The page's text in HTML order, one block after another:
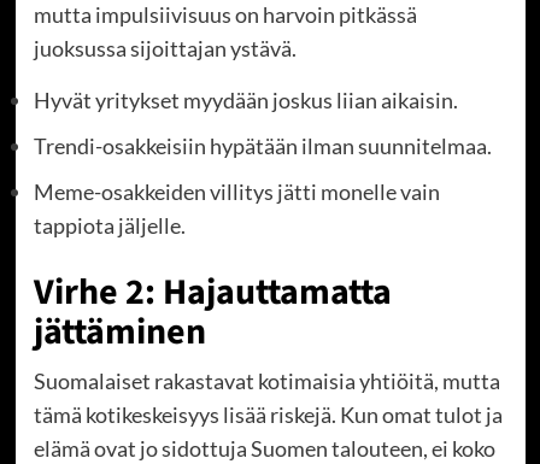
mutta impulsiivisuus on harvoin pitkässä
juoksussa sijoittajan ystävä.
Hyvät yritykset myydään joskus liian aikaisin.
Trendi-osakkeisiin hypätään ilman suunnitelmaa.
Meme-osakkeiden villitys jätti monelle vain
tappiota jäljelle.
Virhe 2: Hajauttamatta
jättäminen
Suomalaiset rakastavat kotimaisia yhtiöitä, mutta
tämä kotikeskeisyys lisää riskejä. Kun omat tulot ja
elämä ovat jo sidottuja Suomen talouteen, ei koko